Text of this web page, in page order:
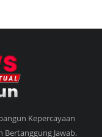
Kepercayaan
Jawab.